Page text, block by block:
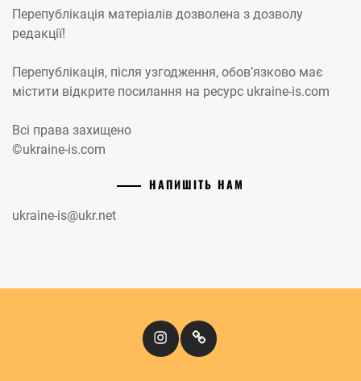
Перепублікація матеріалів дозволена з дозволу
редакції!
Перепублікація, після узгодження, обов’язково має
містити відкрите посилання на ресурс ukraine-is.com
Всі права захищено
©ukraine-is.com
НАПИШІТЬ НАМ
ukraine-is@ukr.net
InstagramКіномандри